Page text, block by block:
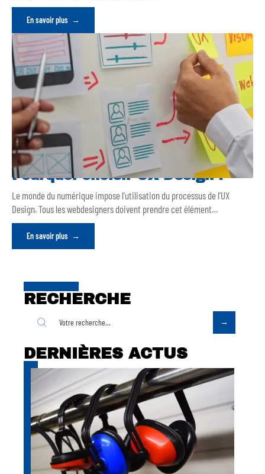
En savoir plus
Pourquoi choisir UX Design ?
Le monde du numérique impose l’utilisation du processus de l’UX
Design. Tous les webdesigners doivent prendre cet élément…
En savoir plus
RECHERCHE
DERNIÈRES ACTUS